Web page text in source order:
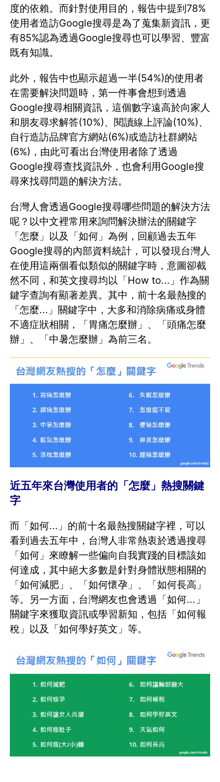
度的依賴。而針對使用目的，報告中提到78%
使用者造訪Google搜尋是為了蒐集新資訊，更
有85%認為透過Google搜尋也可以學習、豐富
既有知識。
此外，報告中也顯示超過一半(54%)的使用者
在需要解決問題時，第一件事會想到透過
Google搜尋相關資訊，這個數字遠高於向家人
和朋友尋求解答(10%)、閱讀線上評論(10%)、
自行造訪品牌官方網站(6%)或造訪社群網站
(6%)，由此可看出台灣使用者除了透過
Google搜尋查找資訊外，也會利用Google搜
尋來找尋問題的解決方法。
台灣人會透過Google搜尋哪些問題的解決方法
呢？以中文裡常用來詢問解決辦法的關鍵字
「怎麼」以及「如何」為例，回顧過去五年
Google搜尋的內部資料統計，可以發現台灣人
在使用這兩個看似類似的關鍵字時，意圖卻截
然不同，和英文搜尋均以「How to...」作為關
鍵字查詢有顯著差異。其中，前十名最熱搜的
「怎麼...」關鍵字中，大多和消除病痛或身體
不適症狀相關，「胃痛怎麼辦」、「頭痛怎麼
辦」、「中暑怎麼辦」為前三名。
近五年來台灣使用者的「怎麼」熱搜關鍵
字
而「如何...」的前十名最熱搜關鍵字裡，可以
看到過去五年中，台灣人非常熱衷於透過搜尋
「如何」來瞭解一些偏向自我實踐的目標該如
何達成，其中絕大多數是針對身體狀態相關的
「如何減肥」、「如何懷孕」、「如何長高」
等。另一方面，台灣網友也會透過「如何...」
關鍵字來獲取資訊或學習新知，包括「如何報
稅」以及「如何學好英文」等。